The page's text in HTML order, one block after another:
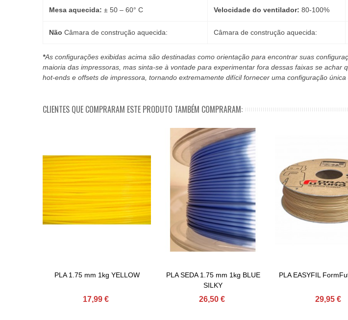
Mesa aquecida: ± 50 – 60° C Velocidade do ventilador: 80-100%
Não Câmara de construção aquecida: Câmara de construção aquecida:
*As configurações exibidas acima são destinadas como orientação para encontrar suas
maioria das impressoras, mas sinta-se à vontade para experimentar fora dessas faixas se
hot-ends e offsets de impressora, tornando extremamente difícil fornecer uma configuração única
CLIENTES QUE COMPRARAM ESTE PRODUTO TAMBÉM COMPRARAM:
Adicionar Ao Carrinho
PLA 1.75 mm 1kg YELLOW
17,99 €
Adicionar Ao Carrinho
PLA SEDA 1.75 mm 1kg BLUE
SILKY
26,50 €
Adicionar Ao Carrinho
PLA EASYFIL
29,95 €